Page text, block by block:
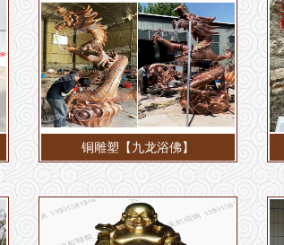
铜雕塑【九龙浴佛】